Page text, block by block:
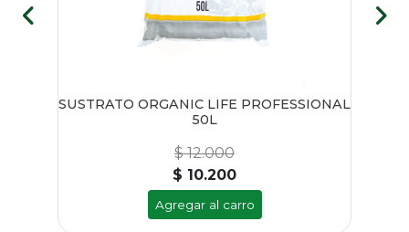
SUSTRATO ORGANIC LIFE PROFESSIONAL
50L
$ 12.000
$ 10.200
Agregar al carro